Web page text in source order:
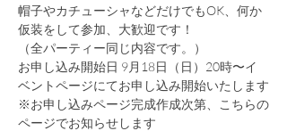
帽子やカチューシャなどだけでもOK、何か
仮装をして参加、大歓迎です！
（全パーティー同じ内容です。）
お申し込み開始日 9月18日（日）20時〜イ
ベントページにてお申し込み開始いたします
※お申し込みページ完成作成次第、こちらの
ページでお知らせします